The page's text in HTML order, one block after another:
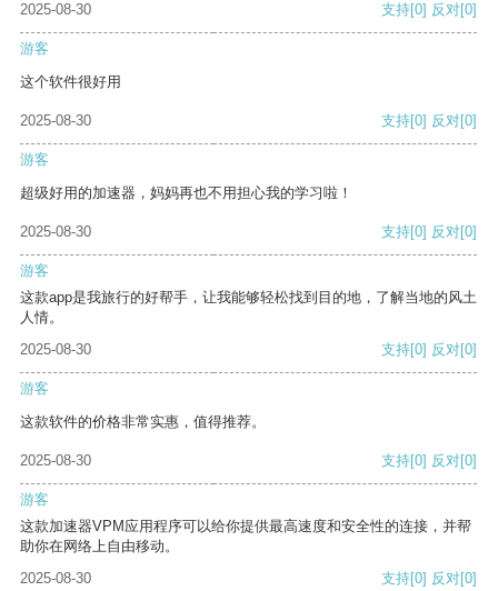
2025-08-30
支持[0] 反对[0]
游客
这个软件很好用
2025-08-30 支持[0] 反对[0]
游客
超级好用的加速器，妈妈再也不用担心我的学习啦！
2025-08-30 支持[0] 反对[0]
游客
这款app是我旅行的好帮手，让我能够轻松找到目的地，了解当地的风土
人情。
2025-08-30
支持[0] 反对[0]
游客
这款软件的价格非常实惠，值得推荐。
2025-08-30 支持[0] 反对[0]
游客
这款加速器VPM应用程序可以给你提供最高速度和安全性的连接，并帮
助你在网络上自由移动。
2025-08-30
支持[0] 反对[0]